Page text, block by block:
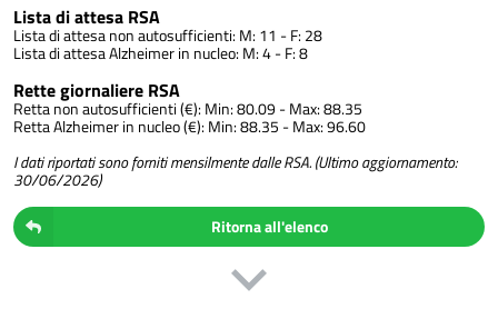
Lista di attesa RSA
Lista di attesa non autosufficienti: M: 11 - F: 28
Lista di attesa Alzheimer in nucleo: M: 4 - F: 8
Rette giornaliere RSA
Retta non autosufficienti (€): Min: 80.09 - Max: 88.35
Retta Alzheimer in nucleo (€): Min: 88.35 - Max: 96.60
I dati riportati sono forniti mensilmente dalle RSA. (Ultimo aggiornamento:
30/06/2026)
Ritorna all'elenco